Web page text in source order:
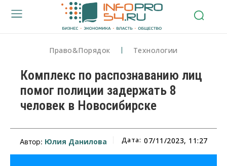
Право&Порядок Технологии
Комплекс по распознаванию лиц
помог полиции задержать 8
человек в Новосибирске
Автор: Юлия Данилова Дата: 07/11/2023, 11:27